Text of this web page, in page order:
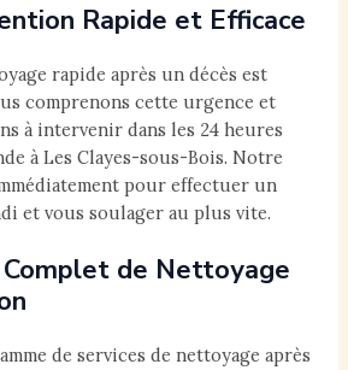
Rapide et Efficace
rapide après un décès est
comprenons cette urgence et
à intervenir dans les 24 heures
à Les Clayes-sous-Bois. Notre
pour effectuer un
et vous soulager au plus vite.
Complet de Nettoyage
de services de nettoyage après